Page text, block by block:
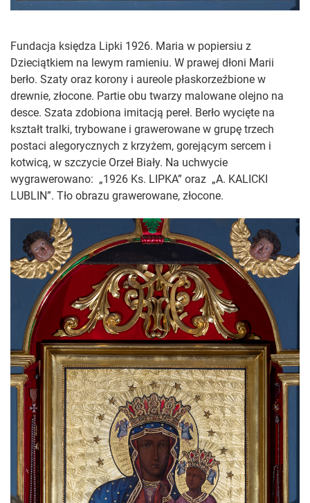
Fundacja księdza Lipki 1926. Maria w popiersiu z
Dzieciątkiem na lewym ramieniu. W prawej dłoni Marii
berło. Szaty oraz korony i aureole płaskorzeźbione w
drewnie, złocone. Partie obu twarzy malowane olejno na
desce. Szata zdobiona imitacją pereł. Berło wycięte na
kształt tralki, trybowane i grawerowane w grupę trzech
postaci alegorycznych z krzyżem, gorejącym sercem i
kotwicą, w szczycie Orzeł Biały. Na uchwycie
wygrawerowano: „1926 Ks. LIPKA” oraz „A. KALICKI
LUBLIN”. Tło obrazu grawerowane, złocone.